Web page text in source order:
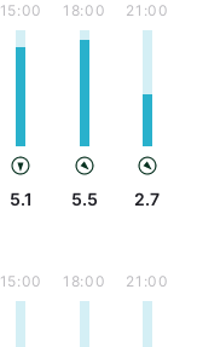
15:00
5.1
18:00
5.5
21:00
2.7
15:00 18:00 21:00